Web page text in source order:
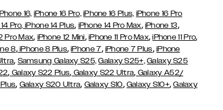
16, iPhone 16 Pro, iPhone 16 Plus, iPhone 16 Pro
Pro, iPhone 14 Plus, iPhone 14 Pro Max, iPhone 13,
Pro Max, iPhone 12 Mini, iPhone 11 Pro Max,iPhone 11 Pro,
8,iPhone 8 Plus,iPhone 7, iPhone 7 Plus, iPhone
, Samsung Galaxy S25, Galaxy S25+, Galaxy S25
, Galaxy S22 Plus, Galaxy S22 Ultra, Galaxy A52/
, Galaxy S20 Ultra, Galaxy S10, Galaxy S10+,Galaxy